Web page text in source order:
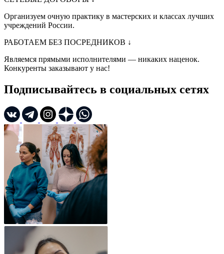
Организуем очную практику в мастерских и классах лучших
учреждений России.
РАБОТАЕМ БЕЗ ПОСРЕДНИКОВ ↓
Являемся прямыми исполнителями — никаких наценок.
Конкуренты заказывают у нас!
Подписывайтесь в социальных сетях